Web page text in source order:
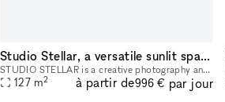
Studio Stellar, a versatile sunlit space.
STUDIO STELLAR is a creative photography and styling studio that also serves as a meeting point for events,work meetings, exhibitions for the Berlin and international artistic community, world-famous
127 m2 à partir de996 € par jour